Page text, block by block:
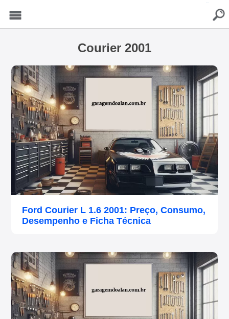
Courier 2001
Ford Courier L 1.6 2001: Preço, Consumo,
Desempenho e Ficha Técnica